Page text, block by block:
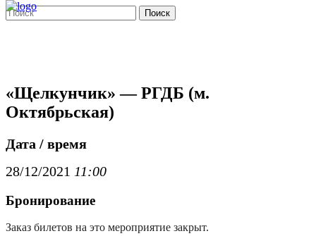
Поиск
«Щелкунчик» — РГДБ (м.
Октябрьская)
Дата / время
28/12/2021 11:00
Бронирование
Заказ билетов на это мероприятие закрыт.